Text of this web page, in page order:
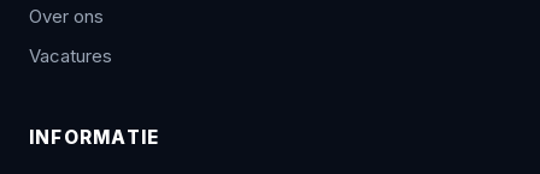
Over ons
Vacatures
INFORMATIE